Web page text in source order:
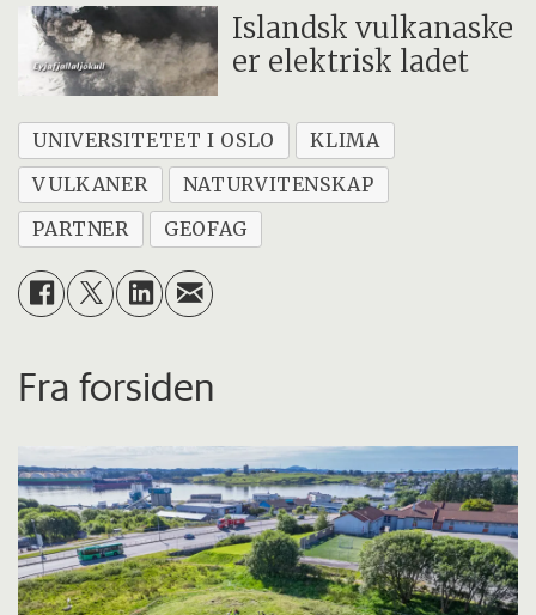
Islandsk vulkanaske
er elektrisk ladet
UNIVERSITETET I OSLO
KLIMA
VULKANER
NATURVITENSKAP
PARTNER
GEOFAG
Fra forsiden